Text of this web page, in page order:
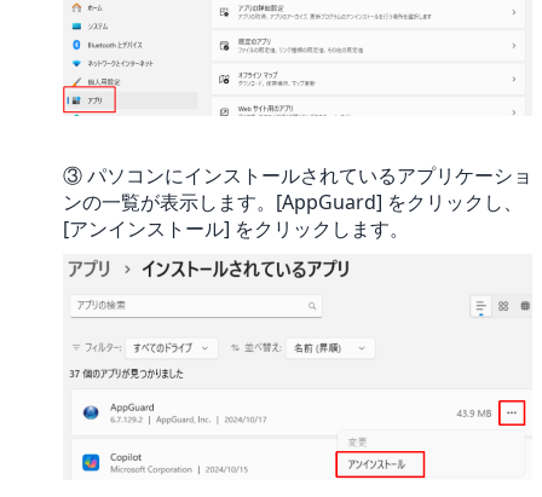
③ パソコンにインストールされているアプリケーショ
ンの一覧が表示します。[AppGuard] をクリックし、
[アンインストール] をクリックします。